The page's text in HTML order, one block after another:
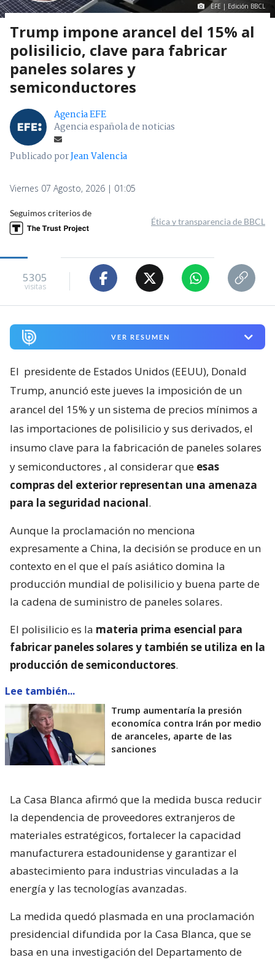
EFE | Edición BBCL
Trump impone arancel del 15% al
polisilicio, clave para fabricar
paneles solares y
semiconductores
Agencia EFE
Agencia española de noticias
Publicado porJean Valencia
Viernes 07 Agosto, 2026 | 01:05
Seguimos criterios de
Ética y transparencia de BBCL
5305
visitas
VER RESUMEN
El presidente de Estados Unidos (EEUU), Donald
Trump, anunció este jueves la imposición de un
arancel del 15% y un sistema de precios mínimos a
las importaciones de polisilicio y sus derivados, el
insumo clave para la fabricación de paneles solares
y semiconductores , al considerar que esas
compras del exterior representan una amenaza
para la seguridad nacional.
Aunque la proclamación no menciona
expresamente a China, la decisión se produce en un
contexto en el que el país asiático domina la
producción mundial de polisilicio y buena parte de
la cadena de suministro de paneles solares.
El polisilicio es la materia prima esencial para
fabricar paneles solares y también se utiliza en la
producción de semiconductores.
Lee también...
Trump aumentaría la presión
economíca contra Irán por medio
de aranceles, aparte de las
sanciones
La Casa Blanca afirmó que la medida busca reducir
la dependencia de proveedores extranjeros de
materiales estratégicos, fortalecer la capacidad
manufacturera estadounidense y garantizar el
abastecimiento para industrias vinculadas a la
energía y las tecnologías avanzadas.
La medida quedó plasmada en una proclamación
presidencial difundida por la Casa Blanca, que se
basa en una investigación del Departamento de